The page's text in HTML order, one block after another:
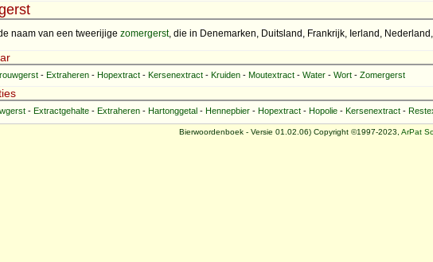
naam van een tweerijige zomergerst, die in Denemarken, Duitsland, Frankrijk, Ierland,
- Extraheren - Hopextract - Kersenextract - Kruiden - Moutextract - Water - Wort - Zomergerst
- Extractgehalte - Extraheren - Hartonggetal - Hennepbier - Hopextract - Hopolie - Kersenextract -
Bierwoordenboek - Versie 01.02.06) Copyright ©1997-2023, ArPat